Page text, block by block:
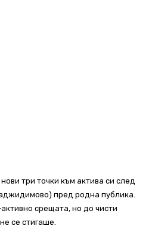
три точки към актива си след
пред родна публика.
срещата, но до чисти
се стигаше.